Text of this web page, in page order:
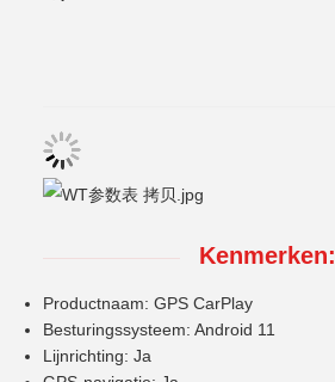
Kenmerken:
Productnaam: GPS CarPlay
Besturingssysteem: Android 11
Lijnrichting: Ja